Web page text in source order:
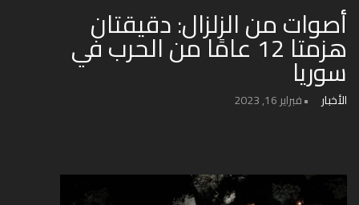
أصوات من الزلزال: دقيقتان
هزمتا 12 عامًا من الحرب في
سوريا
الأخبار فبراير 16, 2023